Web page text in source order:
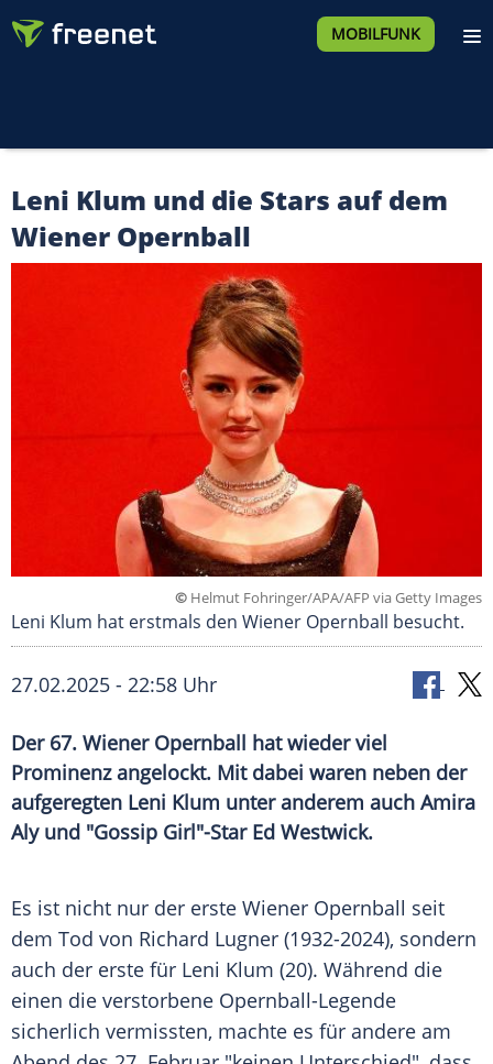
MOBILFUNK
Leni Klum und die Stars auf dem
Wiener Opernball
© Helmut Fohringer/APA/AFP via Getty Images
Leni Klum hat erstmals den Wiener Opernball besucht.
27.02.2025 - 22:58 Uhr
Der 67. Wiener Opernball hat wieder viel
Prominenz angelockt. Mit dabei waren neben der
aufgeregten Leni Klum unter anderem auch Amira
Aly und "Gossip Girl"-Star Ed Westwick.
Es ist nicht nur der erste Wiener Opernball seit
dem Tod von Richard Lugner (1932-2024), sondern
auch der erste für Leni Klum (20). Während die
einen die verstorbene Opernball-Legende
sicherlich vermissten, machte es für andere am